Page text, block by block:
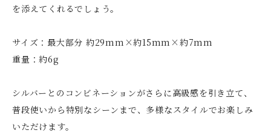
を添えてくれるでしょう。
サイズ：最大部分 約29mm×約15mm×約7mm
重量：約6g
シルバーとのコンビネーションがさらに高級感を引き立て、
普段使いから特別なシーンまで、多様なスタイルでお楽しみ
いただけます。